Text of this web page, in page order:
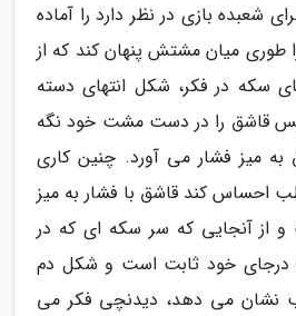
شعبده بازی در نظر دارد را آماده
میان مشتش پنهان کند که از
سکه در فکر، شکل انتهای دسته
قاشق را در دست مشت خود نگه
میز فشار می آورد. چنین کاری
احساس کند قاشق با فشار به میز
از آنجایی که سر سکه ای که در
درجای خود ثابت است و شکل دم
نشان می دهد، دیدنچی فکر می